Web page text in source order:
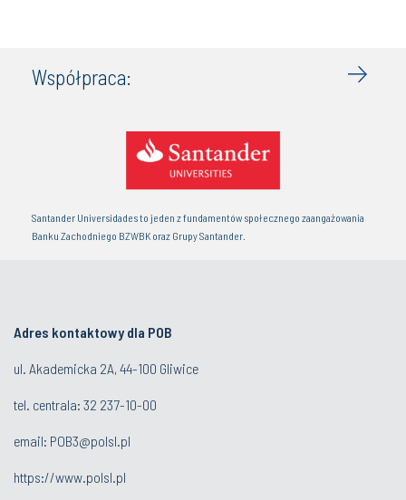
Współpraca:
Santander Universidades to jeden z fundamentów społecznego zaangażowania
Banku Zachodniego BZWBK oraz Grupy Santander.
Adres kontaktowy dla POB
ul. Akademicka 2A, 44-100 Gliwice
tel. centrala: 32 237-10-00
email: POB3@polsl.pl
https://www.polsl.pl